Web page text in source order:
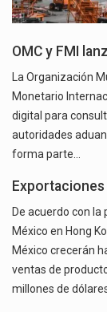
OMC y FMI
La Organización
Monetario
digital para
autoridades
forma parte…
De acuerdo con
México en Hong
México crecerán
ventas de
millones de